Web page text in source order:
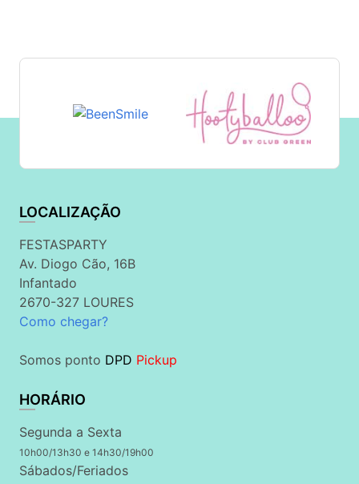
LOCALIZAÇÃO
FESTASPARTY
Av. Diogo Cão, 16B
Infantado
2670-327 LOURES
Como chegar?
Somos ponto DPD Pickup
HORÁRIO
Segunda a Sexta
10h00/13h30 e 14h30/19h00
Sábados/Feriados